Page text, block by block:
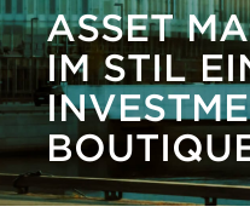
ASSET
IM STIL